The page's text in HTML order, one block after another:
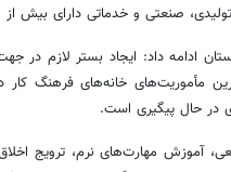
ادامه داد: ایجاد بستر لازم در
مأموریت‌های خانه‌های فرهنگ
در حال پیگیری است.
آموزش مهارت‌های نرم، ترویج اخلاق